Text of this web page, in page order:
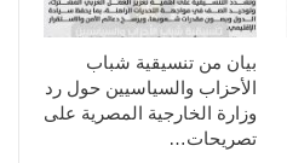
بيان من تنسيقية شباب
الأحزاب والسياسيين حول رد
وزارة الخارجية المصرية على
تصريحات…